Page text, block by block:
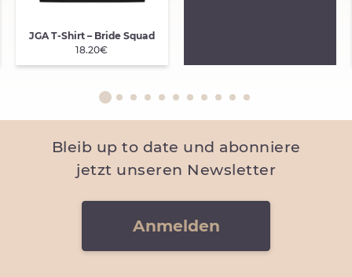
JGA T-Shirt – Bride Squad
18.20€
Bleib up to date und abonniere
jetzt unseren Newsletter
Anmelden